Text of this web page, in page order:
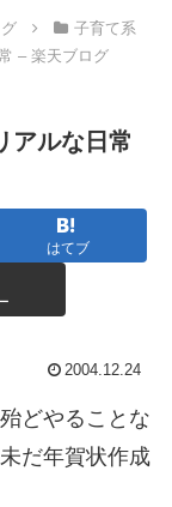
子育て系
– 楽天ブログ
アルな日常
はてブ
2004.12.24
どやることな
だ年賀状作成